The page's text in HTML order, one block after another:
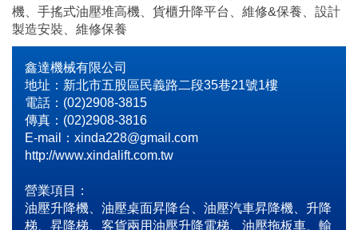
機、手搖式油壓堆高機、貨櫃升降平台、維修&保養、設計
製造安裝、維修保養
鑫達機械有限公司
地址：新北市五股區民義路二段35巷21號1樓
電話：(02)2908-3815
傳真：(02)2908-3816
E-mail：xinda228@gmail.com
http://www.xindalift.com.tw
營業項目：
油壓升降機、油壓桌面昇降台、油壓汽車昇降機、升降
梯、昇降梯、客貨兩用油壓升降電梯、油壓拖板車、輸